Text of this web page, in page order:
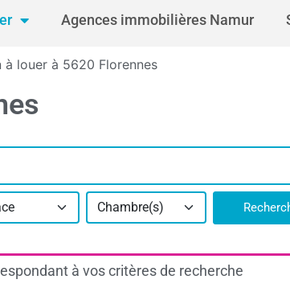
Agences immobilières Namur
à louer à 5620 Florennes
Chambre(s)
à vos critères de recherche